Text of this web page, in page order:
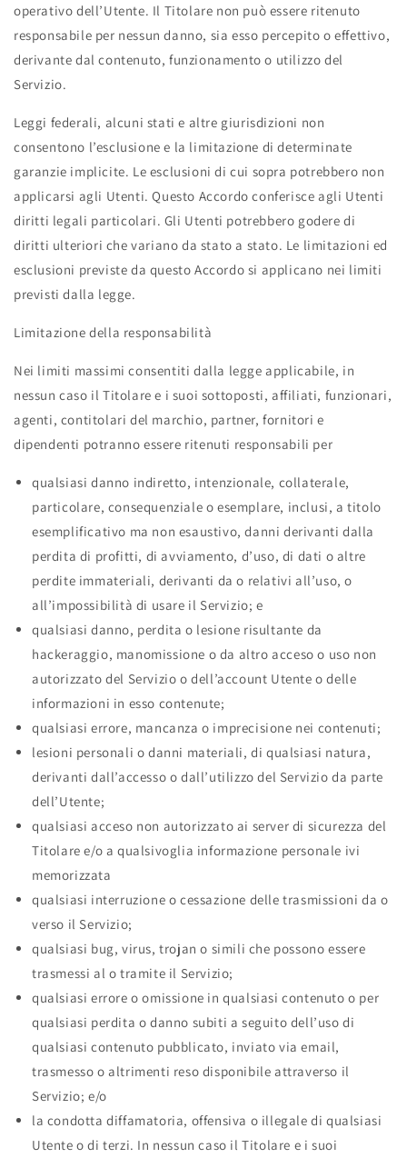
operativo dell’Utente. Il Titolare non può essere ritenuto
responsabile per nessun danno, sia esso percepito o effettivo,
derivante dal contenuto, funzionamento o utilizzo del
Servizio.
Leggi federali, alcuni stati e altre giurisdizioni non
consentono l’esclusione e la limitazione di determinate
garanzie implicite. Le esclusioni di cui sopra potrebbero non
applicarsi agli Utenti. Questo Accordo conferisce agli Utenti
diritti legali particolari. Gli Utenti potrebbero godere di
diritti ulteriori che variano da stato a stato. Le limitazioni ed
esclusioni previste da questo Accordo si applicano nei limiti
previsti dalla legge.
Limitazione della responsabilità
Nei limiti massimi consentiti dalla legge applicabile, in
nessun caso il Titolare e i suoi sottoposti, affiliati, funzionari,
agenti, contitolari del marchio, partner, fornitori e
dipendenti potranno essere ritenuti responsabili per
qualsiasi danno indiretto, intenzionale, collaterale,
particolare, consequenziale o esemplare, inclusi, a titolo
esemplificativo ma non esaustivo, danni derivanti dalla
perdita di profitti, di avviamento, d’uso, di dati o altre
perdite immateriali, derivanti da o relativi all’uso, o
all’impossibilità di usare il Servizio; e
qualsiasi danno, perdita o lesione risultante da
hackeraggio, manomissione o da altro acceso o uso non
autorizzato del Servizio o dell’account Utente o delle
informazioni in esso contenute;
qualsiasi errore, mancanza o imprecisione nei contenuti;
lesioni personali o danni materiali, di qualsiasi natura,
derivanti dall’accesso o dall’utilizzo del Servizio da parte
dell’Utente;
qualsiasi acceso non autorizzato ai server di sicurezza del
Titolare e/o a qualsivoglia informazione personale ivi
memorizzata
qualsiasi interruzione o cessazione delle trasmissioni da o
verso il Servizio;
qualsiasi bug, virus, trojan o simili che possono essere
trasmessi al o tramite il Servizio;
qualsiasi errore o omissione in qualsiasi contenuto o per
qualsiasi perdita o danno subiti a seguito dell’uso di
qualsiasi contenuto pubblicato, inviato via email,
trasmesso o altrimenti reso disponibile attraverso il
Servizio; e/o
la condotta diffamatoria, offensiva o illegale di qualsiasi
Utente o di terzi. In nessun caso il Titolare e i suoi